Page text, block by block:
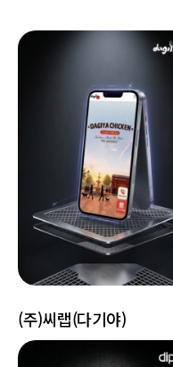
(주)씨랩(다기야)